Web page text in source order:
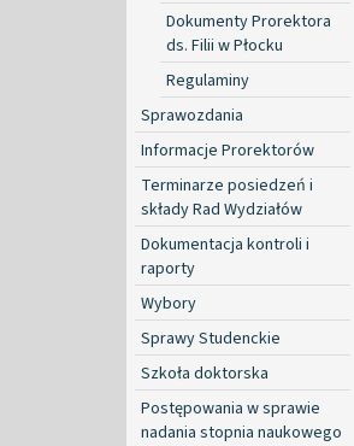
Dokumenty Prorektora
ds. Filii w Płocku
Regulaminy
Sprawozdania
Informacje Prorektorów
Terminarze posiedzeń i
składy Rad Wydziałów
Dokumentacja kontroli i
raporty
Wybory
Sprawy Studenckie
Szkoła doktorska
Postępowania w sprawie
nadania stopnia naukowego